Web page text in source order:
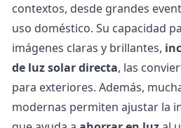
contextos, desde grandes
uso doméstico. Su capacidad
imágenes claras y brillantes,
de luz solar directa, las
para exteriores. Además,
modernas permiten ajustar la